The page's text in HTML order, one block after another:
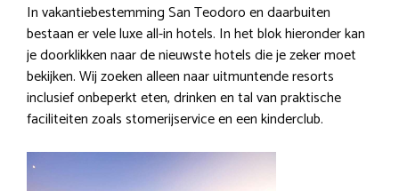
In vakantiebestemming San Teodoro en daarbuiten
bestaan er vele luxe all-in hotels. In het blok hieronder kan
je doorklikken naar de nieuwste hotels die je zeker moet
bekijken. Wij zoeken alleen naar uitmuntende resorts
inclusief onbeperkt eten, drinken en tal van praktische
faciliteiten zoals stomerijservice en een kinderclub.